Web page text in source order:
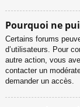
Pourquoi ne
Certains forums
d’utilisateurs. Pour
autre action, vous
contacter un
demander un accès.